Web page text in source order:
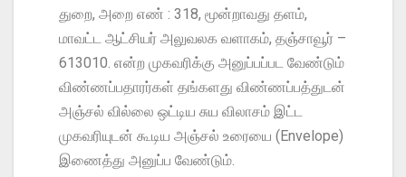
துறை, அறை எண் : 318, மூன்றாவது தளம்,
மாவட்ட ஆட்சியர் அலுவலக வளாகம், தஞ்சாவூர் –
613010. என்ற முகவரிக்கு அனுப்பப்பட வேண்டும்
விண்ணப்பதாரர்கள் தங்களது விண்ணப்பத்துடன்
அஞ்சல் வில்லை ஒட்டிய சுய விலாசம் இட்ட
முகவரியுடன் கூடிய அஞ்சல் உரையை (Envelope)
இணைத்து அனுப்ப வேண்டும்.